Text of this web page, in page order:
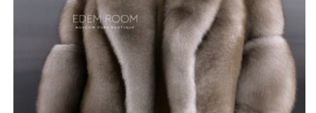
Российское производство использует только лучшие
материалы и тщательно контролирует каждый этап
пошива, чтобы гарантировать безупречный результат.
Приобретая эту шубу, вы получаете не просто
предмет гардероба, а инвестицию в красоту своего
образа и комфорт.